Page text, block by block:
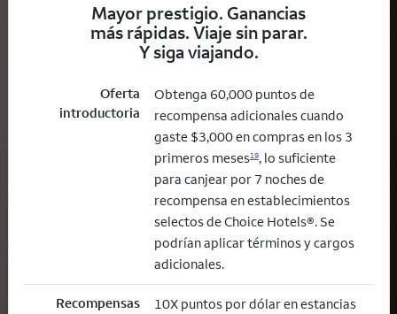
Mayor prestigio. Ganancias
más rápidas. Viaje sin parar.
Y siga viajando.
Oferta
introductoria
Obtenga 60,000 puntos de
recompensa adicionales cuando
gaste $3,000 en compras en los 3
primeros meses19, lo suficiente
para canjear por 7 noches de
recompensa en establecimientos
selectos de Choice Hotels®. Se
podrían aplicar términos y cargos
adicionales.
Recompensas
10X puntos por dólar en estancias